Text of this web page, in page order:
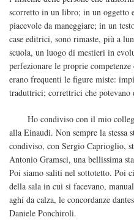
scorretto in un libro; in un oggetto
piacevole da maneggiare; in un
case editrici, sono rimaste, più a
scuola, un luogo di mestieri in
perfezionare le proprie
erano frequenti le figure miste:
traduttrici; correttrici che
Ho condiviso con il mio
alla Einaudi. Non sempre la stessa
condiviso, con Sergio Caprioglio,
Antonio Gramsci, una bellissima
Poi siamo saliti nel sottotetto. Poi
della sala in cui si facevano,
aghi da calza, le concordanze
Daniele Ponchiroli.